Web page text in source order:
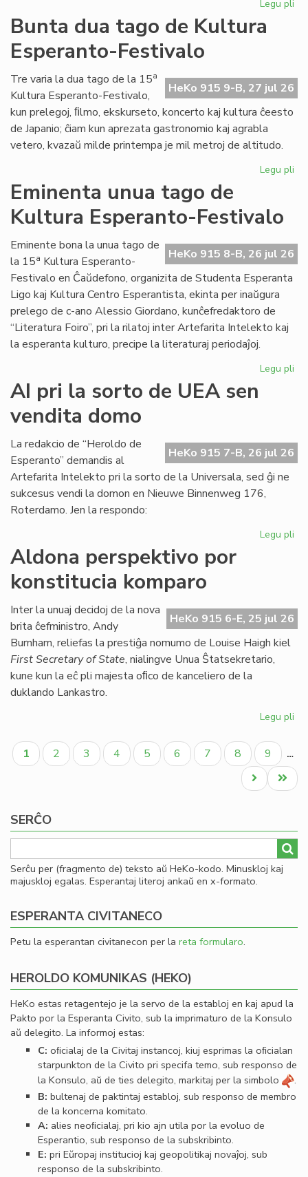
Legu pli
de
Bunta dua tago de Kultura
Esperanto-Festivalo
HeKo 915 9-B, 27 jul 26
Tre varia la dua tago de la 15a
Kultura Esperanto-Festivalo,
kun prelegoj, ﬁlmo, ekskurseto, koncerto kaj kultura ĉeesto
de Japanio; ĉiam kun aprezata gastronomio kaj agrabla
vetero, kvazaŭ milde printempa je mil metroj de altitudo.
Legu pli
Eminenta unua tago de
Kultura Esperanto-Festivalo
HeKo 915 8-B, 26 jul 26
Eminente bona la unua tago de
la 15a Kultura Esperanto-
Festivalo en Ĉaŭdefono, organizita de Studenta Esperanta
Ligo kaj Kultura Centro Esperantista, ekinta per inaŭgura
prelego de c-ano Alessio Giordano, kunĉefredaktoro de
“Literatura Foiro”, pri la rilatoj inter Artefarita Intelekto kaj
la esperanta kulturo, precipe la literaturaj periodaĵoj.
Legu pli
AI pri la sorto de UEA sen
vendita domo
HeKo 915 7-B, 26 jul 26
La redakcio de “Heroldo de
Esperanto” demandis al
Artefarita Intelekto pri la sorto de la Universala, sed ĝi ne
sukcesus vendi la domon en Nieuwe Binnenweg 176,
Roterdamo. Jen la respondo:
Legu pli
de
Aldona perspektivo por
konstitucia komparo
HeKo 915 6-E, 25 jul 26
Inter la unuaj decidoj de la nova
brita ĉefministro, Andy
Burnham, reliefas la prestiĝa nomumo de Louise Haigh kiel
First Secretary of State, nialingve Unua Ŝtatsekretario,
kune kun la eĉ pli majesta oﬁco de kanceliero de la
duklando Lankastro.
Legu pli
Pagination
Aktuala
paĝo
1 Paĝo
2 Paĝo
3 Paĝo
4 Paĝo
5 Paĝo
6 Paĝo
7 Paĝo
8 Paĝo
9 …
Last
page
Next
page
SERĈO
Serĉu per (fragmento de) teksto aŭ HeKo-kodo. Minuskloj kaj
majuskloj egalas. Esperantaj literoj ankaŭ en x-formato.
ESPERANTA CIVITANECO
Petu la esperantan civitanecon per la reta formularo.
HEROLDO KOMUNIKAS (HEKO)
HeKo estas retagentejo je la servo de la establoj en kaj apud la
Pakto por la Esperanta Civito, sub la imprimaturo de la Konsulo
aŭ delegito. La informoj estas:
C: oﬁcialaj de la Civitaj instancoj, kiuj esprimas la oﬁcialan
starpunkton de la Civito pri specifa temo, sub responso de
la Konsulo, aŭ de ties delegito, markitaj per la simbolo
.
B: bultenaj de paktintaj establoj, sub responso de membro
de la koncerna komitato.
A: alies neoﬁcialaj, pri kio ajn utila por la evoluo de
Esperantio, sub responso de la subskribinto.
E: pri Eŭropaj institucioj kaj geopolitikaj novaĵoj, sub
responso de la subskribinto.